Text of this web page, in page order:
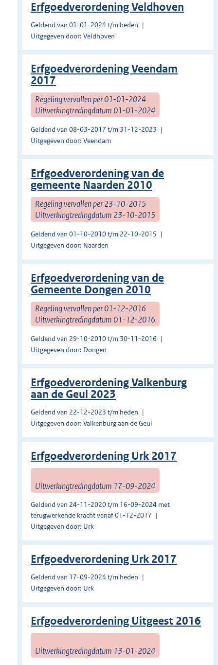
Erfgoedverordening Veldhoven
Geldend van 01-01-2024 t/m heden
Uitgegeven door: Veldhoven
Erfgoedverordening Veendam
2017
Regeling vervallen per 01-01-2024
Uitwerkingtredingdatum 01-01-2024
Geldend van 08-03-2017 t/m 31-12-2023
Uitgegeven door: Veendam
Erfgoedverordening van de
gemeente Naarden 2010
Regeling vervallen per 23-10-2015
Uitwerkingtredingdatum 23-10-2015
Geldend van 01-10-2010 t/m 22-10-2015
Uitgegeven door: Naarden
Erfgoedverordening van de
Gemeente Dongen 2010
Regeling vervallen per 01-12-2016
Uitwerkingtredingdatum 01-12-2016
Geldend van 29-10-2010 t/m 30-11-2016
Uitgegeven door: Dongen
Erfgoedverordening Valkenburg
aan de Geul 2023
Geldend van 22-12-2023 t/m heden
Uitgegeven door: Valkenburg aan de Geul
Erfgoedverordening Urk 2017
Uitwerkingtredingdatum 17-09-2024
Geldend van 24-11-2020 t/m 16-09-2024 met
terugwerkende kracht vanaf 01-12-2017
Uitgegeven door: Urk
Erfgoedverordening Urk 2017
Geldend van 17-09-2024 t/m heden
Uitgegeven door: Urk
Erfgoedverordening Uitgeest 2016
Uitwerkingtredingdatum 13-01-2024